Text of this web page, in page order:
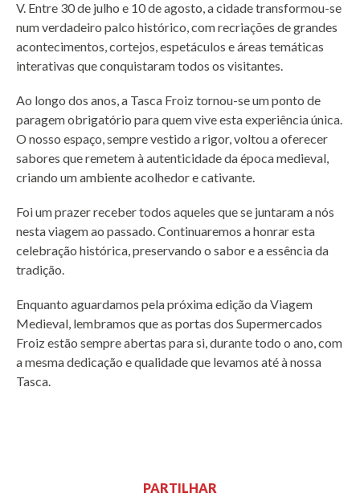
V. Entre 30 de julho e 10 de agosto, a cidade transformou-se
num verdadeiro palco histórico, com recriações de grandes
acontecimentos, cortejos, espetáculos e áreas temáticas
interativas que conquistaram todos os visitantes.
Ao longo dos anos, a Tasca Froiz tornou-se um ponto de
paragem obrigatório para quem vive esta experiência única.
O nosso espaço, sempre vestido a rigor, voltou a oferecer
sabores que remetem à autenticidade da época medieval,
criando um ambiente acolhedor e cativante.
Foi um prazer receber todos aqueles que se juntaram a nós
nesta viagem ao passado. Continuaremos a honrar esta
celebração histórica, preservando o sabor e a essência da
tradição.
Enquanto aguardamos pela próxima edição da Viagem
Medieval, lembramos que as portas dos Supermercados
Froiz estão sempre abertas para si, durante todo o ano, com
a mesma dedicação e qualidade que levamos até à nossa
Tasca.
PARTILHAR